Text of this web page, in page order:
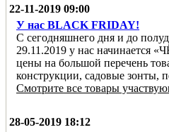
22-11-2019 09:00
У нас BLACK FRIDAY!
С сегодняшнего дня и до
29.11.2019 у нас
цены на большой перечень
конструкции, садовые зонты,
Смотрите все товары
28-05-2019 18:12